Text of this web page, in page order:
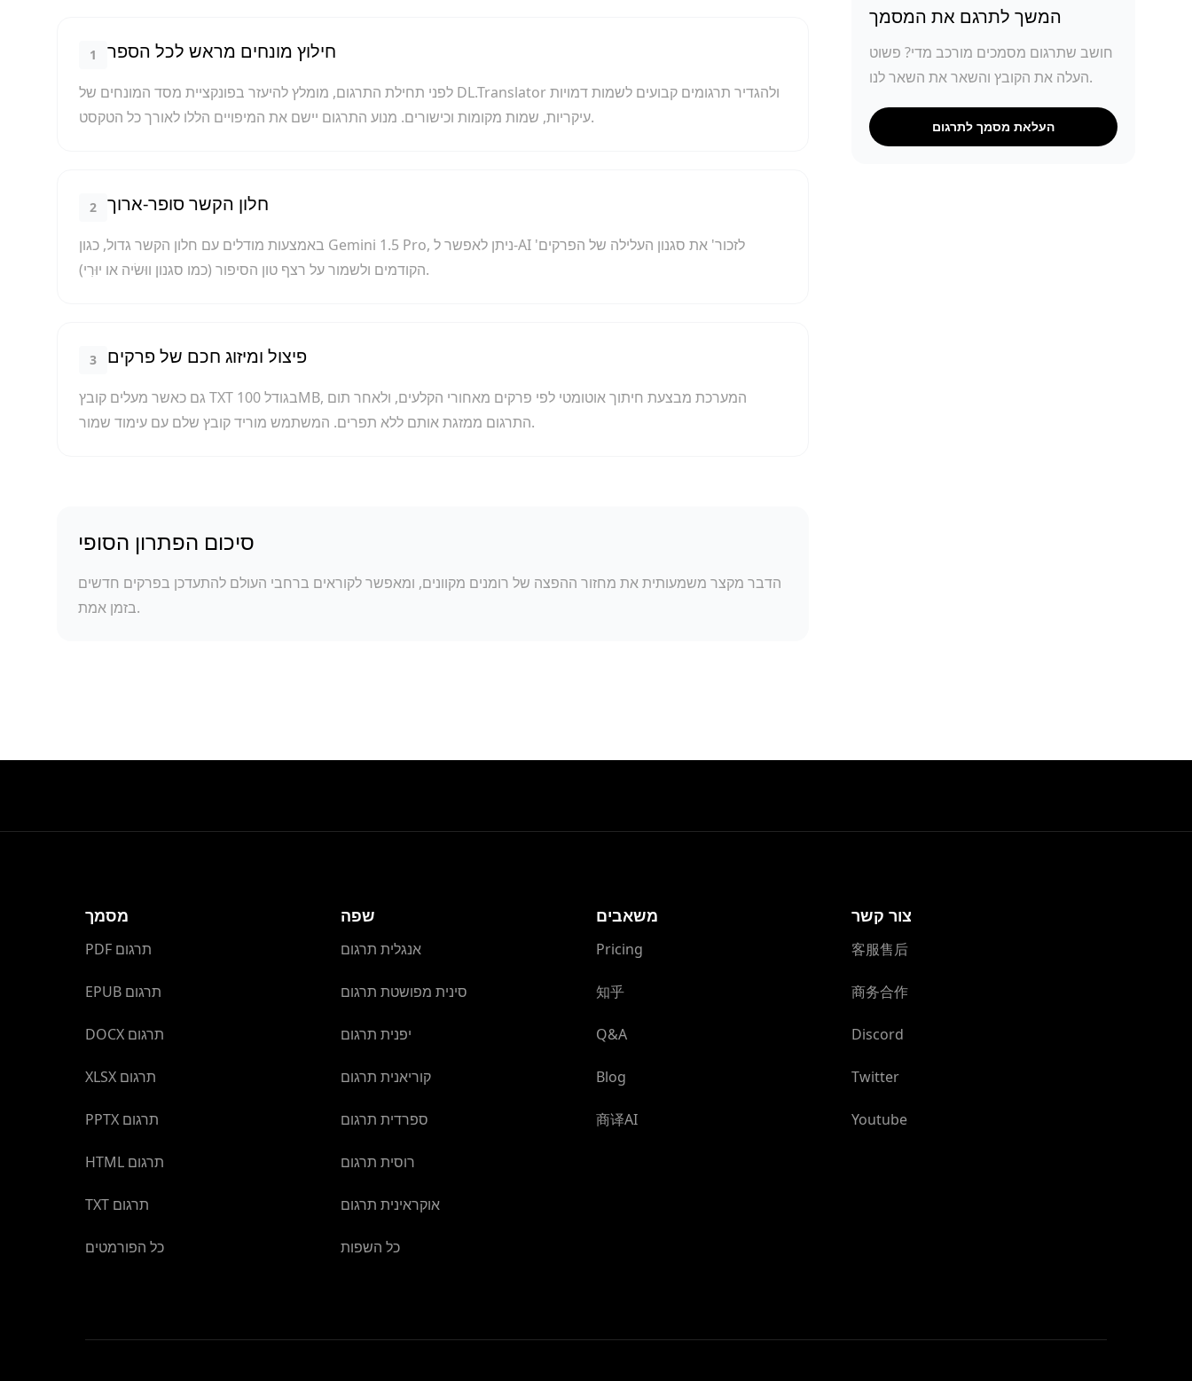
1 חילוץ מונחים מראש לכל הספר
לפני תחילת התרגום, מומלץ להיעזר בפונקציית מסד המונחים של DL.Translator ולהגדיר תרגומים קבועים לשמות דמויות
עיקריות, שמות מקומות וכישורים. מנוע התרגום יישם את המיפויים הללו לאורך כל הטקסט.
2 חלון הקשר סופר-ארוך
באמצעות מודלים עם חלון הקשר גדול, כגון Gemini 1.5 Pro, ניתן לאפשר ל-AI 'לזכור' את סגנון העלילה של הפרקים
הקודמים ולשמור על רצף טון הסיפור (כמו סגנון ווּשׂיה או יוּרִי).
3 פיצול ומיזוג חכם של פרקים
גם כאשר מעלים קובץ TXT בגודל 100MB, המערכת מבצעת חיתוך אוטומטי לפי פרקים מאחורי הקלעים, ולאחר תום
התרגום ממזגת אותם ללא תפרים. המשתמש מוריד קובץ שלם עם עימוד שמור.
סיכום הפתרון הסופי
הדבר מקצר משמעותית את מחזור ההפצה של רומנים מקוונים, ומאפשר לקוראים ברחבי העולם להתעדכן בפרקים חדשים
בזמן אמת.
המשך לתרגם את המסמך
חושב שתרגום מסמכים מורכב מדי? פשוט
העלה את הקובץ והשאר את השאר לנו.
העלאת מסמך לתרגום
מסמך
PDF תרגום
EPUB תרגום
DOCX תרגום
XLSX תרגום
PPTX תרגום
HTML תרגום
TXT תרגום
כל הפורמטים
שפה
אנגלית תרגום
סינית מפושטת תרגום
יפנית תרגום
קוריאנית תרגום
ספרדית תרגום
רוסית תרגום
אוקראינית תרגום
כל השפות
משאבים
Pricing
知乎
Q&A
Blog
商译AI
צור קשר
客服售后
商务合作
Discord
Twitter
Youtube